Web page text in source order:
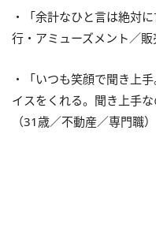
・「余計なひと言は絶対
行・アミューズメント／販
・「いつも笑顔で聞き上
イスをくれる。聞き上手
（31歳／不動産／専門職）